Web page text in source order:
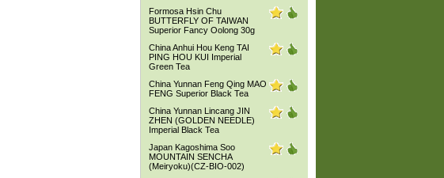
Formosa Hsin Chu
BUTTERFLY OF TAIWAN
Superior Fancy Oolong 30g
China Anhui Hou Keng TAI
PING HOU KUI Imperial
Green Tea
China Yunnan Feng Qing MAO
FENG Superior Black Tea
China Yunnan Lincang JIN
ZHEN (GOLDEN NEEDLE)
Imperial Black Tea
Japan Kagoshima Soo
MOUNTAIN SENCHA
(Meiryoku)(CZ-BIO-002)